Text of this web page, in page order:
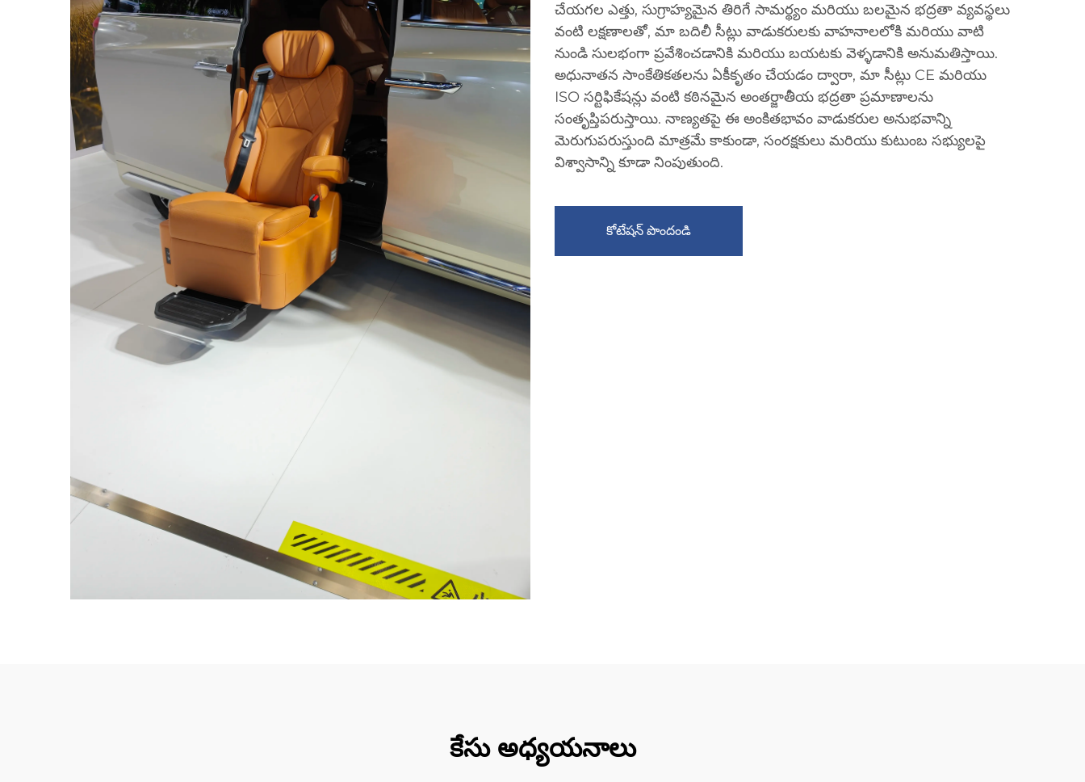
చేయగల ఎత్తు, సుగ్రాహ్యమైన తిరిగే సామర్థ్యం మరియు బలమైన భద్రతా వ్యవస్థలు
వంటి లక్షణాలతో, మా బదిలీ సీట్లు వాడుకరులకు వాహనాలలోకి మరియు వాటి
నుండి సులభంగా ప్రవేశించడానికి మరియు బయటకు వెళ్ళడానికి అనుమతిస్తాయి.
అధునాతన సాంకేతికతలను ఏకీకృతం చేయడం ద్వారా, మా సీట్లు CE మరియు
ISO సర్టిఫికేషన్లు వంటి కఠినమైన అంతర్జాతీయ భద్రతా ప్రమాణాలను
సంతృప్తిపరుస్తాయి. నాణ్యతపై ఈ అంకితభావం వాడుకరుల అనుభవాన్ని
మెరుగుపరుస్తుంది మాత్రమే కాకుండా, సంరక్షకులు మరియు కుటుంబ సభ్యులపై
విశ్వాసాన్ని కూడా నింపుతుంది.
కోటేషన్ పొందండి
కేసు అధ్యయనాలు